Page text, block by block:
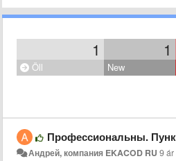
1 1
Öll New
Профессиональны.
Андрей, компания EKACOD RU 9